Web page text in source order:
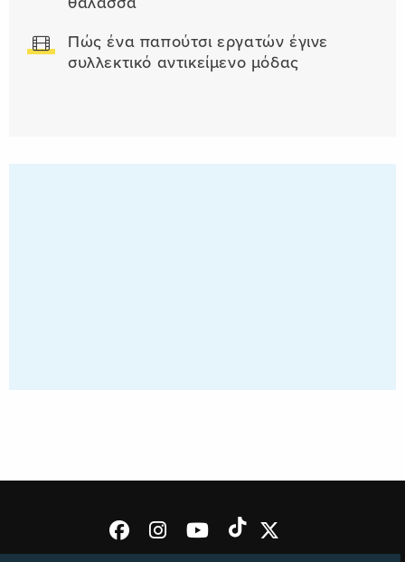
Πώς ένα παπούτσι εργατών έγινε
συλλεκτικό αντικείμενο μόδας